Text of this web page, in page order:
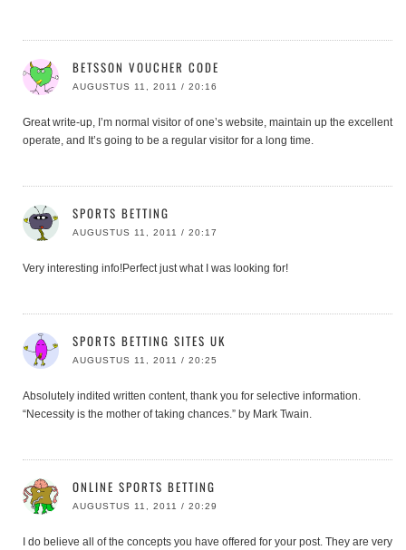
BETSSON VOUCHER CODE
AUGUSTUS 11, 2011 / 20:16
Great write-up, I’m normal visitor of one’s website, maintain up the excellent
operate, and It’s going to be a regular visitor for a long time.
SPORTS BETTING
AUGUSTUS 11, 2011 / 20:17
Very interesting info!Perfect just what I was looking for!
SPORTS BETTING SITES UK
AUGUSTUS 11, 2011 / 20:25
Absolutely indited written content, thank you for selective information.
“Necessity is the mother of taking chances.” by Mark Twain.
ONLINE SPORTS BETTING
AUGUSTUS 11, 2011 / 20:29
I do believe all of the concepts you have offered for your post. They are very